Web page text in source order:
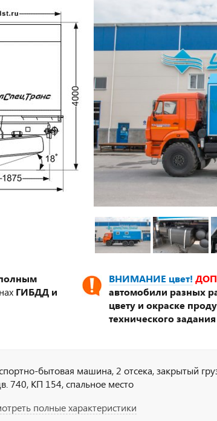
ГИБДД и
ВНИМАНИЕ цвет!
автомобили разных
цвету и окраске
технического
бытовая машина, 2 отсека, закрытый
740, КП 154, спальное место
полные характеристики